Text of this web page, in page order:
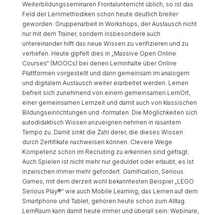
Weiterbildungsseminaren Frontalunterricht üblich, so ist das
Feld der Lernmethodiken schon heute deutlich breiter
geworden. Gruppenarbeit in Workshops, der Austausch nicht
nur mit dem Trainer, sondern insbesondere auch
untereinander hilft das neue Wissen zu verifizieren und zu
vertiefen. Heute gipfelt dies in „Massive Open Online
Courses“ (MOOCs) bei denen Lerninhalte über Online
Plattformen vorgestellt und dann gemeinsam im analogem
und digitalem Austausch weiter erarbeitet werden. Lernen
befreit sich zunehmend von einem gemeinsamen LernOrt,
einer gemeinsamen Lernzeit und damit auch von klassischen
Bildungseinrichtungen und -formaten. Die Möglichkeiten sich
autodidaktisch Wissen anzueignen nehmen in rasantem
Tempo zu. Damit sinkt die Zahl derer, die dieses Wissen
durch Zertifikate nachweisen können. Clevere Wege
Kompetenz schon im Recruiting zu erkennen sind gefragt.
Auch Spielen ist nicht mehr nur geduldet oder erlaubt, es ist
inzwischen immer mehr gefordert. Gamification, Serious
Games, mit dem derzeit wohl bekanntesten Beispiel „LEGO
Serious Play®“ wie auch Mobile Learning, das Lernen auf dem
Smartphone und Tablet, gehören heute schon zum Alltag.
LernRaum kann damit heute immer und überall sein: Webinare,